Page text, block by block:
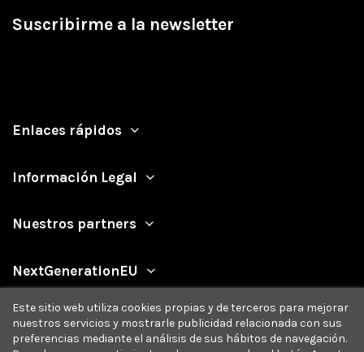
Suscribirme a la newsletter
Enlaces rápidos
Información Legal
Nuestros partners
NextGenerationEU
Este sitio web utiliza cookies propias y de terceros para mejorar
nuestros servicios y mostrarle publicidad relacionada con sus
preferencias mediante el análisis de sus hábitos de navegación.